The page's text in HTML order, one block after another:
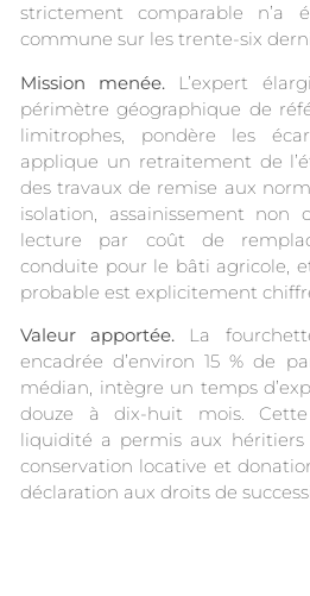
strictement comparable n’a
commune sur les trente-six
Mission menée. L’expert
périmètre géographique de
limitrophes, pondère les
applique un retraitement de
des travaux de remise aux
isolation, assainissement non
lecture par coût de
conduite pour le bâti agricole,
probable est explicitement
Valeur apportée. La
encadrée d’environ 15 % de
médian, intègre un temps
douze à dix-huit mois.
liquidité a permis aux héritiers
conservation locative et
déclaration aux droits de